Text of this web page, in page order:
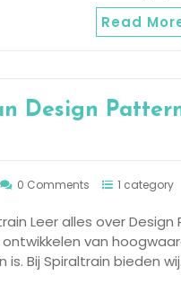
Read
Design
0 Comments 1 category
Leer alles over
van
Bij Spiraltrain bieden